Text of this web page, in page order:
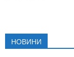
НОВИНИ